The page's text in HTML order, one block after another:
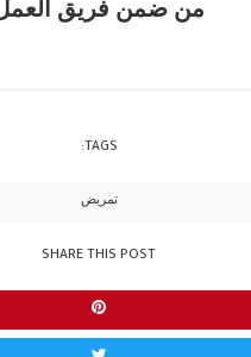
من ضمن فريق
TAGS:
تمريض
SHARE THIS POST